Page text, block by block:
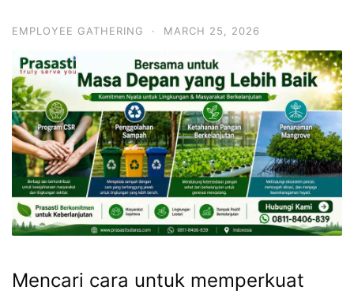
EMPLOYEE GATHERING · MARCH 25, 2026
Mencari cara untuk memperkuat